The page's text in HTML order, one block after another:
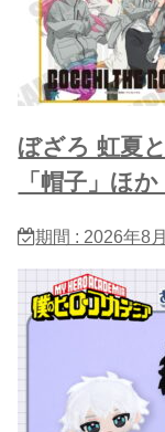
ぼざろ 虹夏
「帽子」ほ
期間 : 2026年8